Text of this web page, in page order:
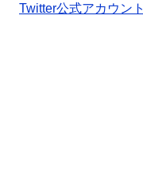
Twitter公式アカウント